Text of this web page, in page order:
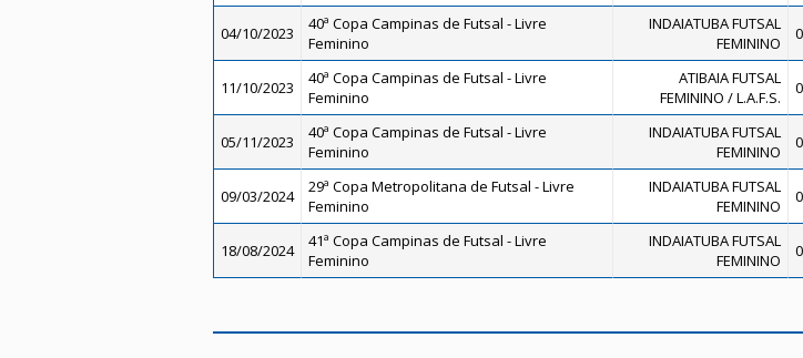
04/10/2023
40ª Copa Campinas de Futsal - Livre
Feminino
INDAIATUBA FUTSAL
FEMININO
11/10/2023
40ª Copa Campinas de Futsal - Livre
Feminino
ATIBAIA FUTSAL
FEMININO / L.A.F.S.
05/11/2023
40ª Copa Campinas de Futsal - Livre
Feminino
INDAIATUBA FUTSAL
FEMININO
09/03/2024
29ª Copa Metropolitana de Futsal - Livre
Feminino
INDAIATUBA FUTSAL
FEMININO
18/08/2024
41ª Copa Campinas de Futsal - Livre
Feminino
INDAIATUBA FUTSAL
FEMININO